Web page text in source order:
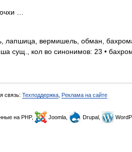
…
лапшица, вермишель, обман,
сущ., кол во синонимов: 23 •
связь: Техподдержка Реклама на сайте
на PHP, Joomla, Drupal,